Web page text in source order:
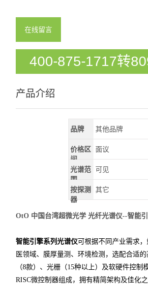
在线留言
400-875-1717转
产品介绍
品牌 其他品牌
价格区
间
面议
光谱范
围
可见
按探测
器
其它
OtO 中国台湾超微光学 光纤光谱仪--智能
智能引擎系列光谱仪可根据不同产业需求
医领域、膜厚量测、环境检测，选配合适
（8款）、光栅（15种以上）及软硬件控制
RISC微控制器组成，拥有精简架构及佳化之